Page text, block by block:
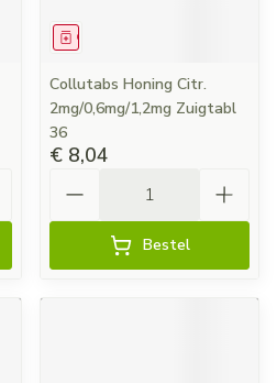
Geneesmiddel
Collutabs Honing Citr.
2mg/0,6mg/1,2mg Zuigtabl
36
€ 8,04
Bestel